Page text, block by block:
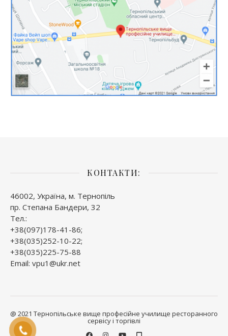
КОНТАКТИ:
46002, Україна, м. Тернопіль
пр. Степана Бандери, 32
Тел.:
+38(097)178-41-86;
+38(035)252-10-22;
+38(035)225-75-88
Email: vpu1@ukr.net
@ 2021 Тернопільське вище професійне училище ресторанного
сервісу і торгівлі